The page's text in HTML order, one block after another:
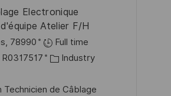
Electronique
Atelier F/H
78990
Full time
R0317517
K
t
Industry
Technicien de Câblage